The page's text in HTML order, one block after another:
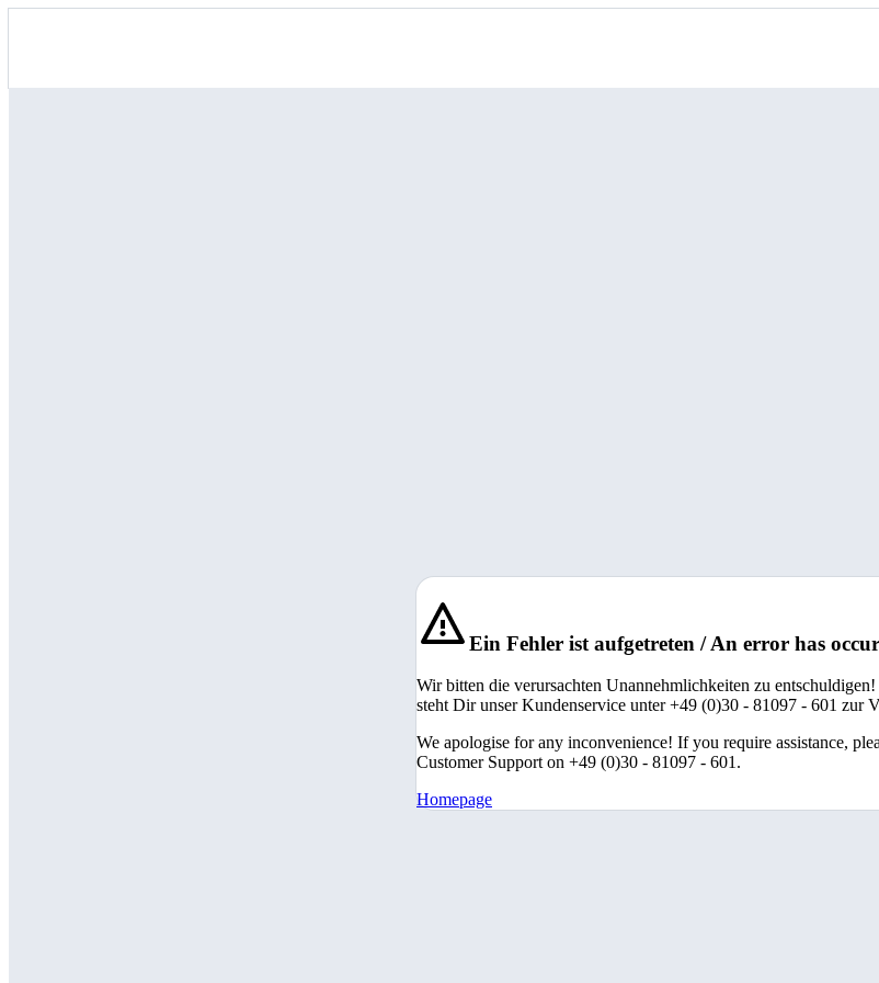
Ein Fehler ist aufgetreten / An error has
Wir bitten die verursachten Unannehmlichkeiten zu
steht Dir unser Kundenservice unter +49 (0)30 - 81097 - 601 zur
We apologise for any inconvenience! If you require assistance,
Customer Support on +49 (0)30 - 81097 - 601.
Homepage